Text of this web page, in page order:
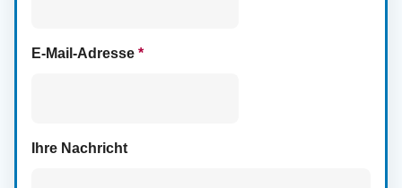
E-Mail-Adresse *
Ihre Nachricht